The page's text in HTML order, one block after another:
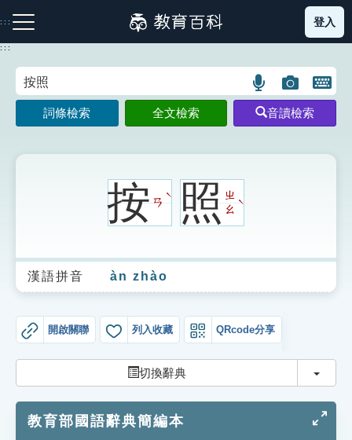
到
主
:::
注音索引圖示 筆畫索引圖示 部首索引表圖示
生字詞彙表
成語故事
索引選單
單字索引
登入
:::
語
言
搜
圖
片
搜
開
鍵
圖
詞條檢索 全文檢索 音讀檢索
按ㄢ
ˋ 照ㄓ
ㄠ
ˋ
漢語拼音 àn zhào
開啟關聯 列入收藏 QRcode分享
切換辭典 切換
教育部國語辭典簡編本